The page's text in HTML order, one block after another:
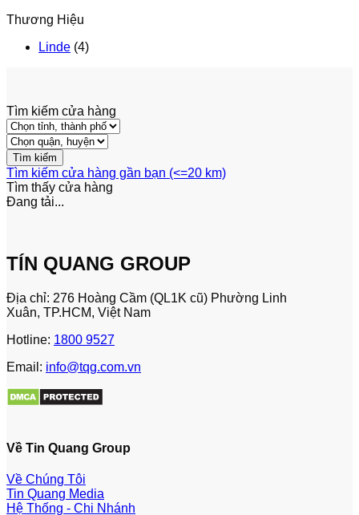
Thương Hiệu
Linde (4)
Tìm kiếm cửa hàng
Tìm kiếm cửa hàng gần bạn (<=20 km)
Tìm thấy cửa hàng
Đang tải...
TÍN QUANG GROUP
Địa chỉ: 276 Hoàng Cầm (QL1K cũ) Phường Linh
Xuân, TP.HCM, Việt Nam
Hotline: 1800 9527
Email: info@tqg.com.vn
Về Tin Quang Group
Về Chúng Tôi
Tin Quang Media
Hệ Thống - Chi Nhánh